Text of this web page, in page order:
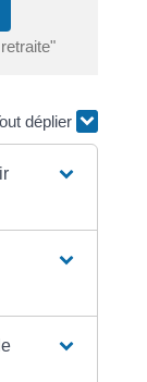
déplier